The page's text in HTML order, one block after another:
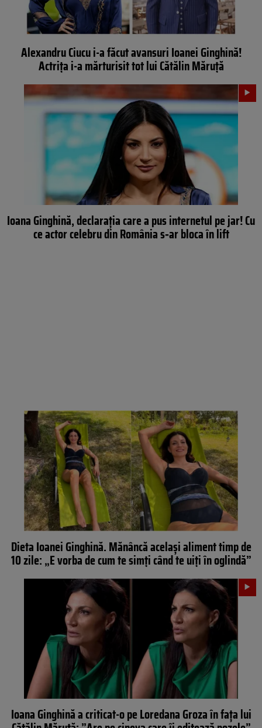
Alexandru Ciucu i-a făcut avansuri Ioanei Ginghină!
Actrița i-a mărturisit tot lui Cătălin Măruță
Ioana Ginghină, declarația care a pus internetul pe jar! Cu
ce actor celebru din România s‑ar bloca în lift
Dieta Ioanei Ginghină. Mănâncă același aliment timp de
10 zile: „E vorba de cum te simți când te uiți în oglindă”
Ioana Ginghină a criticat-o pe Loredana Groza în fața lui